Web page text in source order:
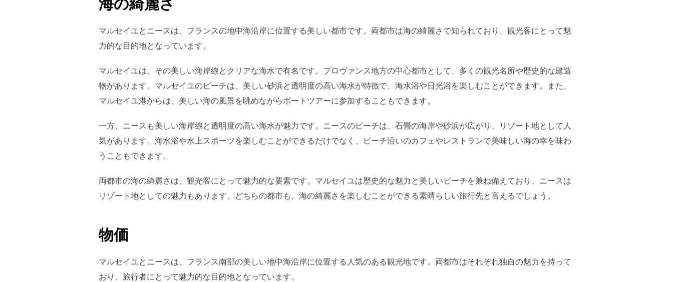
海の綺麗さ
マルセイユとニースは、フランスの地中海沿岸に位置する美しい都市です。両都市は海の綺麗さで知られており、観光客にとって魅
力的な目的地となっています。
マルセイユは、その美しい海岸線とクリアな海水で有名です。プロヴァンス地方の中心都市として、多くの観光名所や歴史的な建造
物があります。マルセイユのビーチは、美しい砂浜と透明度の高い海水が特徴で、海水浴や日光浴を楽しむことができます。また、
マルセイユ港からは、美しい海の風景を眺めながらボートツアーに参加することもできます。
一方、ニースも美しい海岸線と透明度の高い海水が魅力です。ニースのビーチは、石畳の海岸や砂浜が広がり、リゾート地として人
気があります。海水浴や水上スポーツを楽しむことができるだけでなく、ビーチ沿いのカフェやレストランで美味しい海の幸を味わ
うこともできます。
両都市の海の綺麗さは、観光客にとって魅力的な要素です。マルセイユは歴史的な魅力と美しいビーチを兼ね備えており、ニースは
リゾート地としての魅力もあります。どちらの都市も、海の綺麗さを楽しむことができる素晴らしい旅行先と言えるでしょう。
物価
マルセイユとニースは、フランス南部の美しい地中海沿岸に位置する人気のある観光地です。両都市はそれぞれ独自の魅力を持って
おり、旅行者にとって魅力的な目的地となっています。